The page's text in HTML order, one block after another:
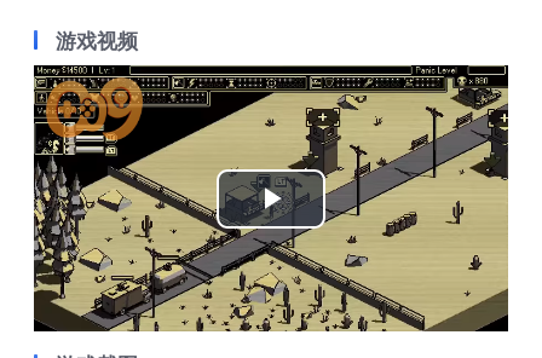
游戏视频
Play
Video